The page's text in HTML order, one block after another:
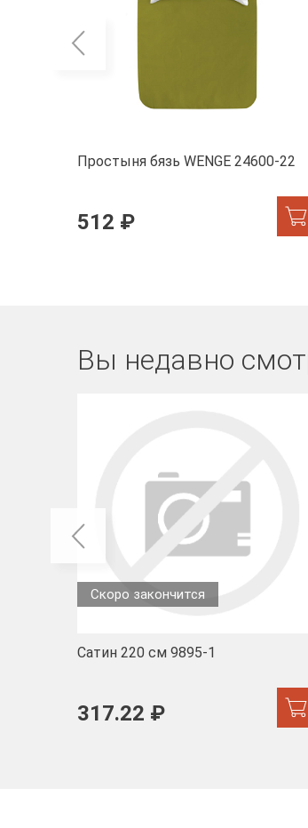
Простыня бязь WENGE 24600-22
512 ₽
Вы недавно
Скоро закончится
Сатин 220 см 9895-1
317.22 ₽